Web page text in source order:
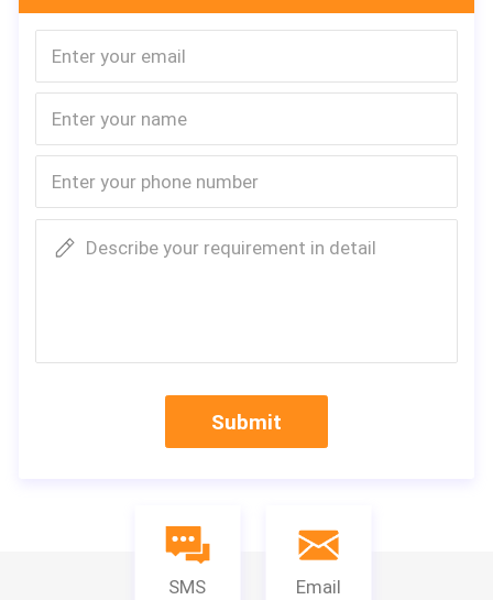
Aantal glasvezellijnen
Describe your requirement in detail
Submit
SMS Email